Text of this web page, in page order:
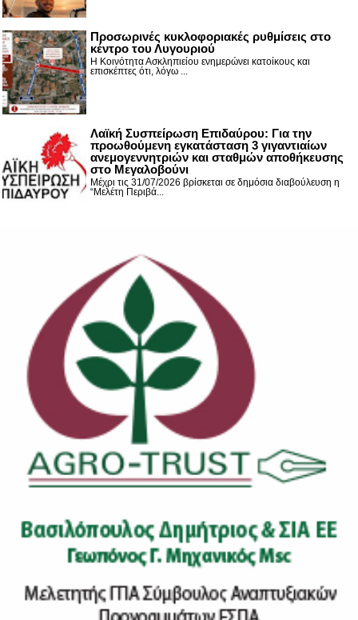
Προσωρινές κυκλοφοριακές ρυθμίσεις στο
κέντρο του Λυγουριού
Η Κοινότητα Ασκληπιείου ενημερώνει κατοίκους και
επισκέπτες ότι, λόγω ...
Λαϊκή Συσπείρωση Επιδαύρου: Για την
προωθούμενη εγκατάσταση 3 γιγαντιαίων
ανεμογεννητριών και σταθμών αποθήκευσης
στο Μεγαλοβούνι
Μέχρι τις 31/07/2026 βρίσκεται σε δημόσια διαβούλευση η
“Μελέτη Περιβά...